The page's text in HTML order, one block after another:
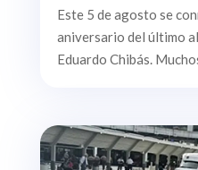
Este 5 de agosto se
aniversario del último
Eduardo Chibás.